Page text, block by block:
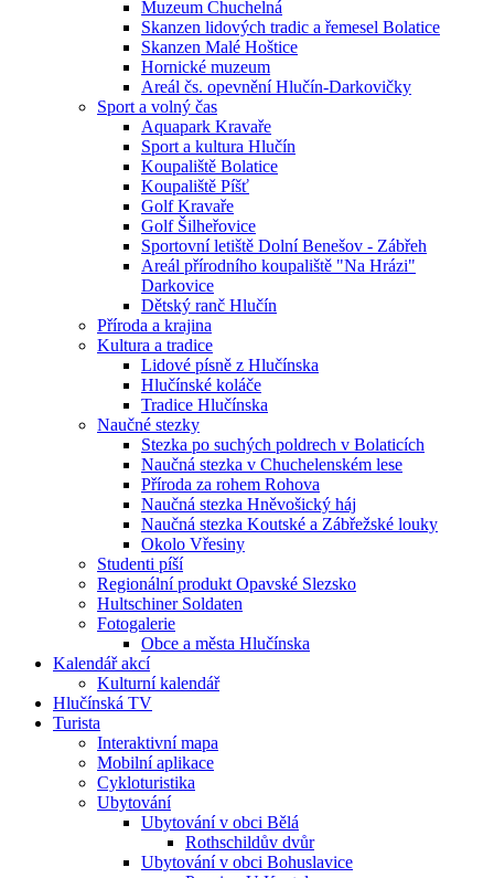
Muzeum Chuchelná
Skanzen lidových tradic a řemesel Bolatice
Skanzen Malé Hoštice
Hornické muzeum
Areál čs. opevnění Hlučín-Darkovičky
Sport a volný čas
Aquapark Kravaře
Sport a kultura Hlučín
Koupaliště Bolatice
Koupaliště Píšť
Golf Kravaře
Golf Šilheřovice
Sportovní letiště Dolní Benešov - Zábřeh
Areál přírodního koupaliště "Na Hrázi"
Darkovice
Dětský ranč Hlučín
Příroda a krajina
Kultura a tradice
Lidové písně z Hlučínska
Hlučínské koláče
Tradice Hlučínska
Naučné stezky
Stezka po suchých poldrech v Bolaticích
Naučná stezka v Chuchelenském lese
Příroda za rohem Rohova
Naučná stezka Hněvošický háj
Naučná stezka Koutské a Zábřežské louky
Okolo Vřesiny
Studenti píší
Regionální produkt Opavské Slezsko
Hultschiner Soldaten
Fotogalerie
Obce a města Hlučínska
Kalendář akcí
Kulturní kalendář
Hlučínská TV
Turista
Interaktivní mapa
Mobilní aplikace
Cykloturistika
Ubytování
Ubytování v obci Bělá
Rothschildův dvůr
Ubytování v obci Bohuslavice